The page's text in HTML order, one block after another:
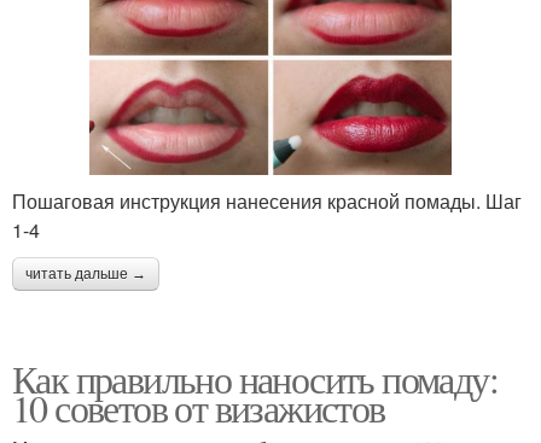
Пошаговая инструкция нанесения красной помады. Шаг
1-4
читать дальше →
Как правильно наносить помаду:
10 советов от визажистов